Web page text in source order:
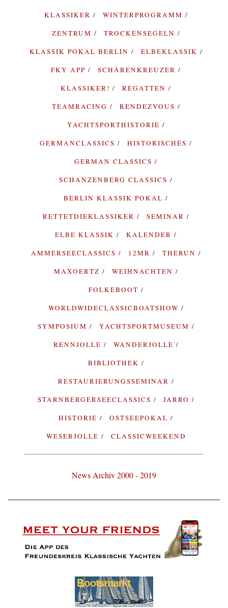
KLASSIKER
WINTERPROGRAMM
ZENTRUM
TROCKENSEGELN
KLASSIK POKAL BERLIN
ELBEKLASSIK
FKY APP
SCHÄRENKREUZER
KLASSIKER!
REGATTEN
TEAMRACING
RENDEZVOUS
YACHTSPORTHISTORIE
GERMANCLASSICS
HISTORISCHES
GERMAN CLASSICS
SCHANZENBERG CLASSICS
BERLIN KLASSIK POKAL
RETTETDIEKLASSIKER
SEMINAR
ELBE KLASSIK
KALENDER
AMMERSEECLASSICS
12MR
THERUN
MAXOERTZ
WEIHNACHTEN
FOLKEBOOT
WORLDWIDECLASSICBOATSHOW
SYMPOSIUM
YACHTSPORTMUSEUM
RENNJOLLE
WANDERJOLLE
BIBLIOTHEK
RESTAURIERUNGSSEMINAR
STARNBERGERSEECLASSICS
JARRO
HISTORIE
OSTSEEPOKAL
WESERJOLLE
CLASSICWEEKEND
News Archiv 2000 - 2019